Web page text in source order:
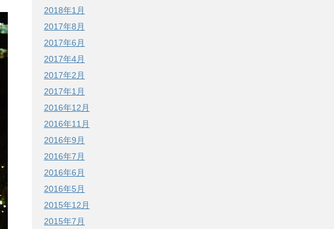
2018年1月
2017年8月
2017年6月
2017年4月
2017年2月
2017年1月
2016年12月
2016年11月
2016年9月
2016年7月
2016年6月
2016年5月
2015年12月
2015年7月